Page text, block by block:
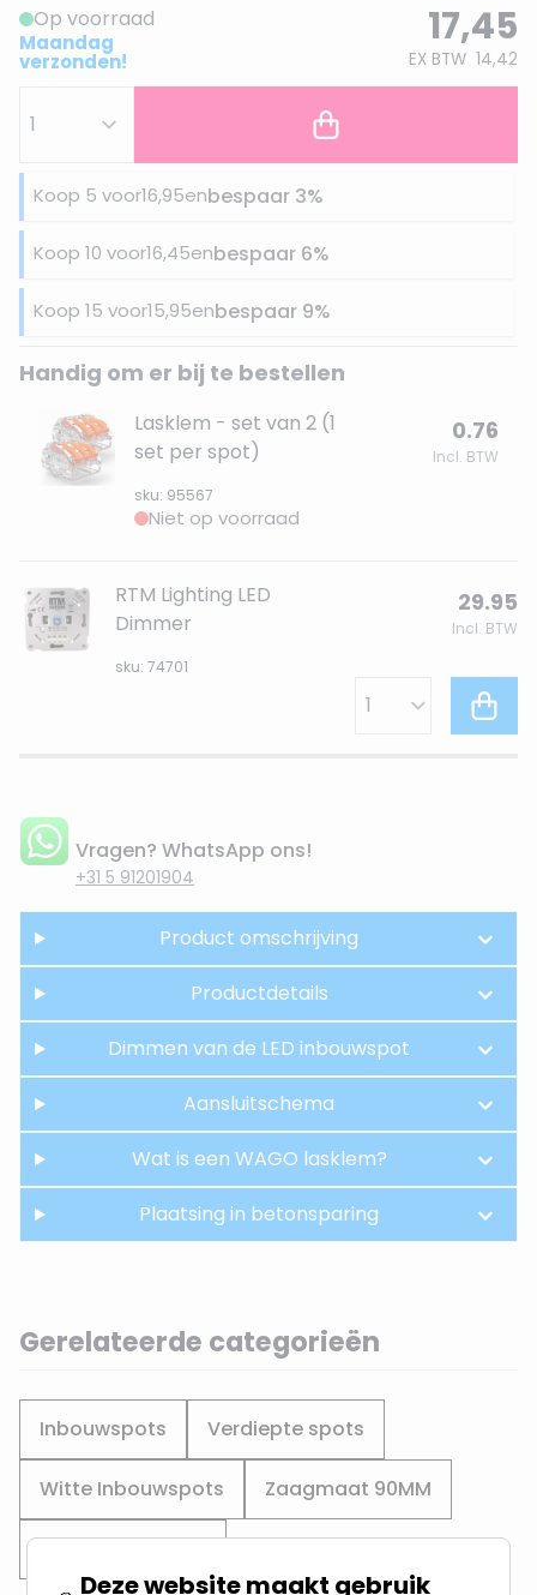
Op voorraad
Maandag
verzonden!
17,45
EX BTW 14,42
Koop 5 voor16,95enbespaar 3%
Koop 10 voor16,45enbespaar 6%
Koop 15 voor15,95enbespaar 9%
Handig om er bij te bestellen
Lasklem - set van 2 (1
set per spot)
sku: 95567
0.76
Incl. BTW
Niet op voorraad
RTM Lighting LED
Dimmer
sku: 74701
29.95
Incl. BTW
Vragen? WhatsApp ons!
+31 5 91201904
Product omschrijving
Productdetails
Dimmen van de LED inbouwspot
Aansluitschema
Wat is een WAGO lasklem?
Plaatsing in betonsparing
Gerelateerde categorieën
Inbouwspots Verdiepte spots
Witte Inbouwspots Zaagmaat 90MM
Deze website maakt gebruik